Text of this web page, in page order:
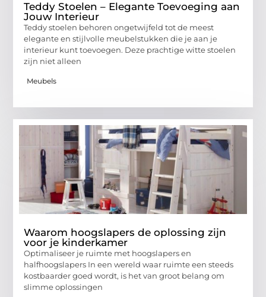
Teddy Stoelen – Elegante Toevoeging aan
Jouw Interieur
Teddy stoelen behoren ongetwijfeld tot de meest
elegante en stijlvolle meubelstukken die je aan je
interieur kunt toevoegen. Deze prachtige witte stoelen
zijn niet alleen
Meubels
Waarom hoogslapers de oplossing zijn
voor je kinderkamer
Optimaliseer je ruimte met hoogslapers en
halfhoogslapers In een wereld waar ruimte een steeds
kostbaarder goed wordt, is het van groot belang om
slimme oplossingen